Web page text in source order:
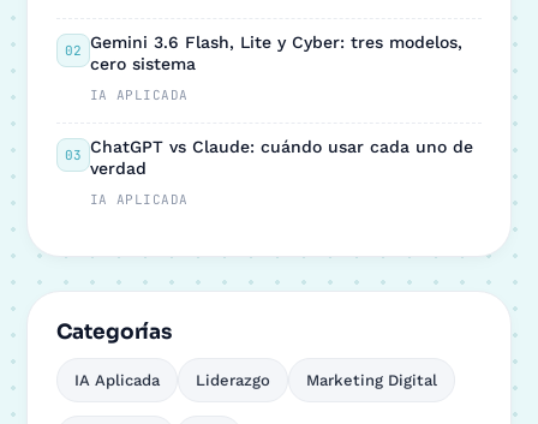
02 Gemini 3.6 Flash, Lite y Cyber: tres modelos,
cero sistema
IA APLICADA
03 ChatGPT vs Claude: cuándo usar cada uno de
verdad
IA APLICADA
Categorías
IA Aplicada Liderazgo Marketing Digital